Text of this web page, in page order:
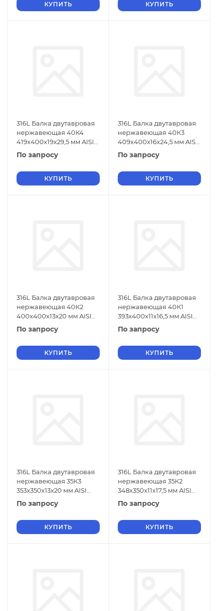
КУПИТЬ КУПИТЬ
316L Балка двутавровая
нержавеющая 40К4
419х400х19х29,5 мм AISI
316L ГОСТ 26020-83
По запросу
КУПИТЬ
316L Балка двутавровая
нержавеющая 40К3
409х400х16х24,5 мм AISI
316L ГОСТ 26020-83
По запросу
КУПИТЬ
316L Балка двутавровая
нержавеющая 40К2
400х400х13х20 мм AISI
316L ГОСТ 26020-83
По запросу
КУПИТЬ
316L Балка двутавровая
нержавеющая 40К1
393х400х11х16,5 мм AISI
316L ГОСТ 26020-83
По запросу
КУПИТЬ
316L Балка двутавровая
нержавеющая 35К3
353х350х13х20 мм AISI
316L ГОСТ 26020-83
По запросу
КУПИТЬ
316L Балка двутавровая
нержавеющая 35К2
348х350х11х17,5 мм AISI
316L ГОСТ 26020-83
По запросу
КУПИТЬ